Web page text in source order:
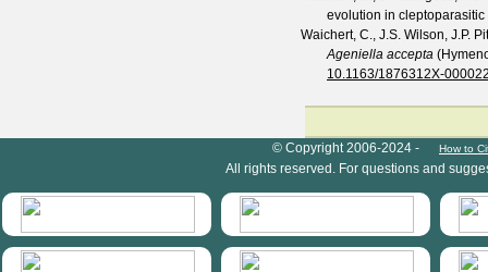
evolution in
Waichert, C., J.S. Wilson, J.P.
Ageniella accepta
10.1163/1876312X-
© Copyright 2006-2024 - How to
All rights reserved. For questions and
HymIS projectlist